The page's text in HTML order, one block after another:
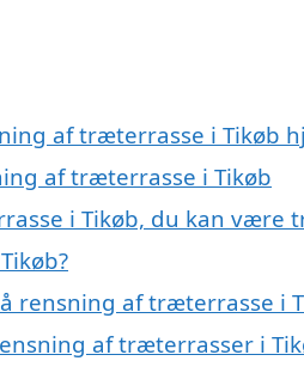
af træterrasse i Tikøb
af træterrasse i Tikøb
i Tikøb, du kan være
rensning af træterrasse i
af træterrasser i